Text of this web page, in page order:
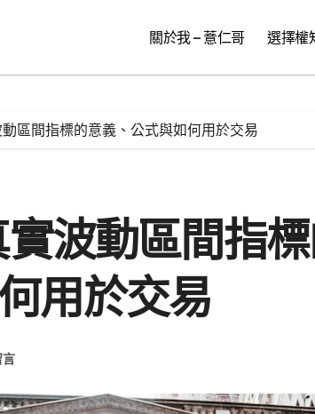
關於我 – 薏仁哥 選擇權
區間指標的意義、公式與如何用於交易
波動區間指
用於交易
言